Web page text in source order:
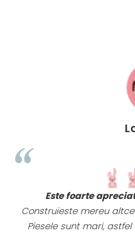
Este foarte
Construieste mereu
Piesele sunt mari,